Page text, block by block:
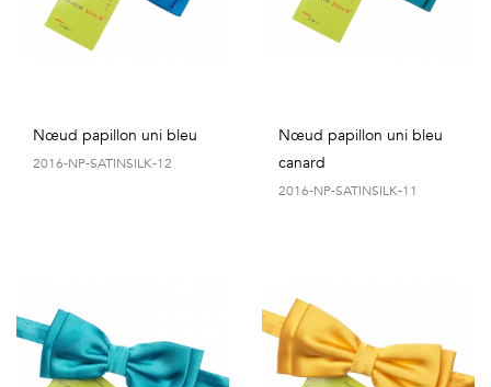
Nœud papillon uni bleu
2016-NP-SATINSILK-12
Nœud papillon uni bleu
canard
2016-NP-SATINSILK-11